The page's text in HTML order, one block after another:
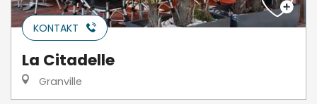
KONTAKT
La Citadelle
Granville